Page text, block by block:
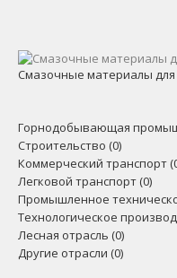
Смазочные материалы
Горнодобывающая
Строительство (0)
Коммерческий транспорт
Легковой транспорт (0)
Промышленное
Технологическое
Лесная отрасль (0)
Другие отрасли (0)